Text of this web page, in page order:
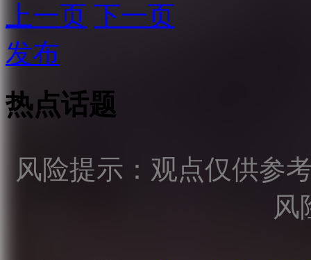
上一页 下一页
发布
热点话题
风险提示：观点仅供参
风